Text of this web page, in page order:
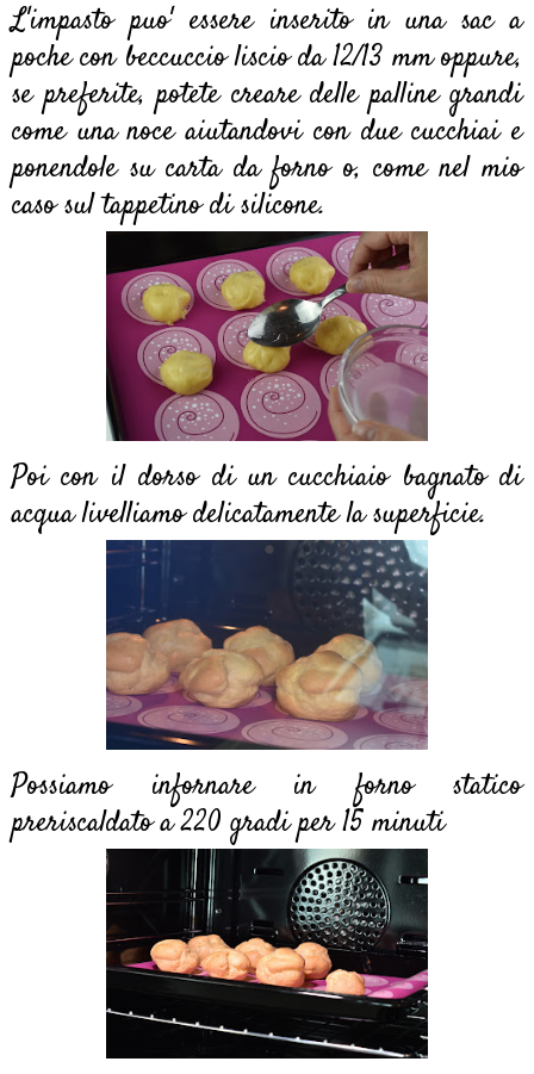
L'impasto puo' essere inserito in una sac a
poche con beccuccio liscio da 12/13 mm oppure,
se preferite, potete creare delle palline grandi
come una noce aiutandovi con due cucchiai e
ponendole su carta da forno o, come nel mio
caso sul tappetino di silicone.
Poi con il dorso di un cucchiaio bagnato di
acqua livelliamo delicatamente la superficie.
Possiamo infornare in forno statico
preriscaldato a 220 gradi per 15 minuti